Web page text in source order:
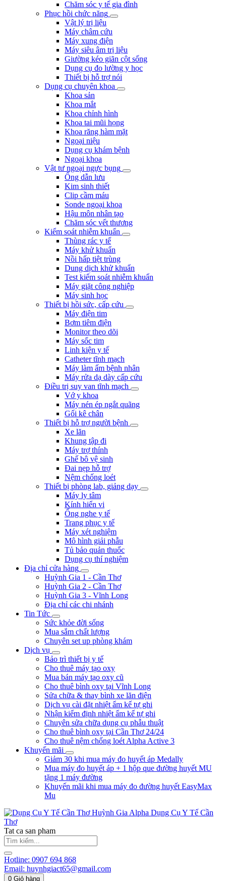
Chăm sóc y tế gia đình
Phục hồi chức năng
Vật lý trị liệu
Máy châm cứu
Máy xung điện
Máy siêu âm trị liệu
Giường kéo giãn cột sống
Dụng cụ đo lường y học
Thiết bị hỗ trợ nói
Dụng cụ chuyên khoa
Khoa sản
Khoa mắt
Khoa chỉnh hình
Khoa tai mũi họng
Khoa răng hàm mặt
Ngoại niệu
Dụng cụ khám bệnh
Ngoại khoa
Vật tư ngoại ngực bụng
Ống dẫn lưu
Kim sinh thiết
Clip cầm máu
Sonde ngoại khoa
Hậu môn nhân tạo
Chăm sóc vết thương
Kiểm soát nhiễm khuẩn
Thùng rác y tế
Máy khử khuẩn
Nồi hấp tiệt trùng
Dung dịch khử khuẩn
Test kiểm soát nhiễm khuẩn
Máy giặt công nghiệp
Máy sinh học
Thiết bị hồi sức, cấp cứu
Máy điện tim
Bơm tiêm điện
Monitor theo dõi
Máy sốc tim
Linh kiện y tế
Catheter tĩnh mạch
Máy làm ấm bệnh nhân
Máy rửa dạ dày cấp cứu
Điều trị suy van tĩnh mạch
Vớ y khoa
Máy nén ép ngắt quãng
Gối kê chân
Thiết bị hỗ trợ người bệnh
Xe lăn
Khung tập đi
Máy trợ thính
Ghế bô vệ sinh
Đai nẹp hỗ trợ
Nệm chống loét
Thiết bị phòng lab, giảng dạy
Máy ly tâm
Kính hiển vi
Ống nghe y tế
Trang phục y tế
Máy xét nghiệm
Mô hình giải phẫu
Tủ bảo quản thuốc
Dụng cụ thí nghiệm
Địa chỉ cửa hàng
Huỳnh Gia 1 - Cần Thơ
Huỳnh Gia 2 - Cần Thơ
Huỳnh Gia 3 - Vĩnh Long
Địa chỉ các chi nhánh
Tin Tức
Sức khỏe đời sống
Mua sắm chất lượng
Chuyên set up phòng khám
Dịch vụ
Bảo trì thiết bị y tế
Cho thuê máy tạo oxy
Mua bán máy tạo oxy cũ
Cho thuê bình oxy tại Vĩnh Long
Sửa chữa & thay bình xe lăn điện
Dịch vụ cài đặt nhiệt ẩm kế tự ghi
Nhận kiểm định nhiệt ẩm kế tự ghi
Chuyên sửa chữa dụng cụ phẫu thuật
Cho thuê bình oxy tại Cần Thơ 24/24
Cho thuê nệm chống loét Alpha Active 3
Khuyến mãi
Giảm 30 khi mua máy đo huyết áp Medally
Mua máy đo huyết áp + 1 hộp que đường huyết MU
tặng 1 máy đường
Khuyến mãi khi mua máy đo đường huyết EasyMax
Mu
Huỳnh Gia Alpha Dụng Cụ Y Tế Cần
Thơ
Tat ca san pham
Hotline: 0907 694 868
Email: huynhgiact65@gmail.com
0 Giỏ hàng